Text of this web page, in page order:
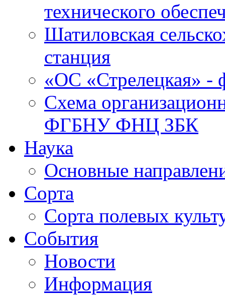
технического
Шатиловская
станция
«ОС «Стрелецкая»
Схема
ФГБНУ ФНЦ ЗБК
Наука
Основные
Сорта
Сорта полевых
События
Новости
Информация